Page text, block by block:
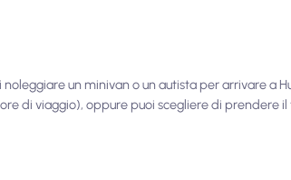
un minivan o un autista per arrivare a
di viaggio), oppure puoi scegliere di prendere